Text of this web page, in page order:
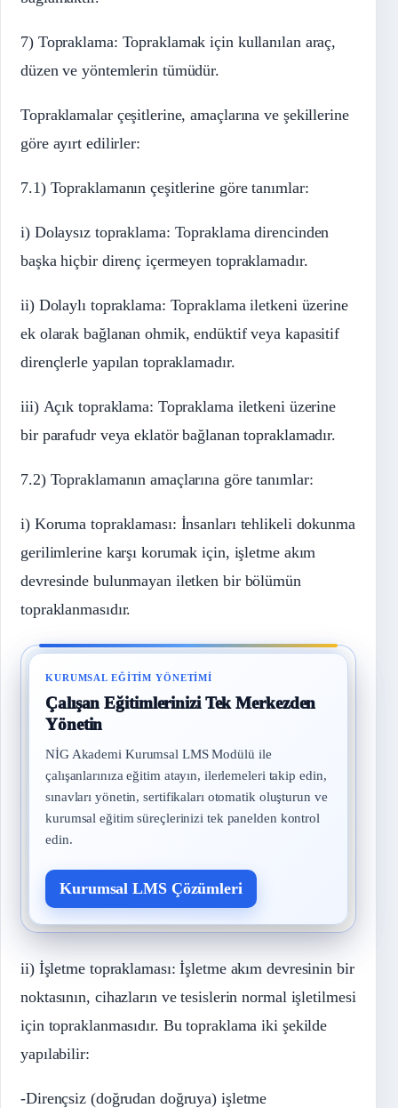
7) Topraklama: Topraklamak için kullanılan araç,
düzen ve yöntemlerin tümüdür.
Topraklamalar çeşitlerine, amaçlarına ve şekillerine
göre ayırt edilirler:
7.1) Topraklamanın çeşitlerine göre tanımlar:
i) Dolaysız topraklama: Topraklama direncinden
başka hiçbir direnç içermeyen topraklamadır.
ii) Dolaylı topraklama: Topraklama iletkeni üzerine
ek olarak bağlanan ohmik, endüktif veya kapasitif
dirençlerle yapılan topraklamadır.
iii) Açık topraklama: Topraklama iletkeni üzerine
bir parafudr veya eklatör bağlanan topraklamadır.
7.2) Topraklamanın amaçlarına göre tanımlar:
i) Koruma topraklaması: İnsanları tehlikeli dokunma
gerilimlerine karşı korumak için, işletme akım
devresinde bulunmayan iletken bir bölümün
topraklanmasıdır.
KURUMSAL EĞITIM YÖNETIMI
Çalışan Eğitimlerinizi Tek Merkezden
Yönetin
NİG Akademi Kurumsal LMS Modülü ile
çalışanlarınıza eğitim atayın, ilerlemeleri takip edin,
sınavları yönetin, sertifikaları otomatik oluşturun ve
kurumsal eğitim süreçlerinizi tek panelden kontrol
edin.
Kurumsal LMS Çözümleri
ii) İşletme topraklaması: İşletme akım devresinin bir
noktasının, cihazların ve tesislerin normal işletilmesi
için topraklanmasıdır. Bu topraklama iki şekilde
yapılabilir:
-Dirençsiz (doğrudan doğruya) işletme